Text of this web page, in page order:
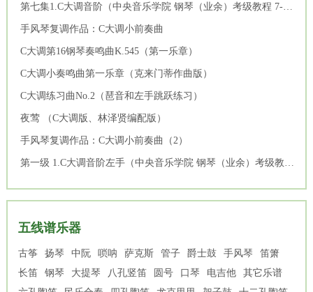
第七集1.C大调音阶（中央音乐学院 钢琴（业余）考级教程 7-9级）
手风琴复调作品：C大调小前奏曲
C大调第16钢琴奏鸣曲K.545（第一乐章）
C大调小奏鸣曲第一乐章（克来门蒂作曲版）
C大调练习曲No.2（琶音和左手跳跃练习）
夜莺 （C大调版、林泽贤编配版）
手风琴复调作品：C大调小前奏曲（2）
第一级 1.C大调音阶左手（中央音乐学院 钢琴（业余）考级教程 1-3级）
五线谱乐器
古筝 扬琴 中阮 唢呐 萨克斯 管子 爵士鼓 手风琴
笛箫
长笛
钢琴 大提琴 八孔竖笛 圆号 口琴 电吉他
其它乐谱